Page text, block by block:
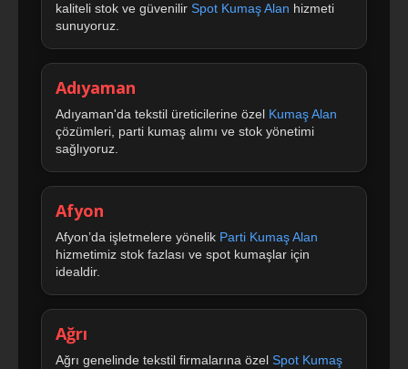
kaliteli stok ve güvenilir Spot Kumaş Alan hizmeti
sunuyoruz.
Adıyaman
Adıyaman'da tekstil üreticilerine özel Kumaş Alan
çözümleri, parti kumaş alımı ve stok yönetimi
sağlıyoruz.
Afyon
Afyon’da işletmelere yönelik Parti Kumaş Alan
hizmetimiz stok fazlası ve spot kumaşlar için
idealdir.
Ağrı
Ağrı genelinde tekstil firmalarına özel Spot Kumaş